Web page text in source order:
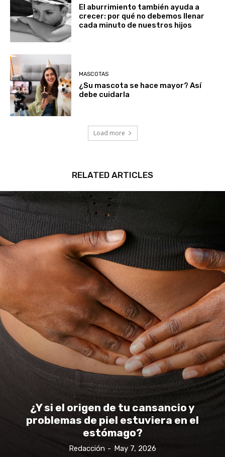
El aburrimiento también ayuda a
crecer: por qué no debemos llenar
cada minuto de nuestros hijos
MASCOTAS
¿Su mascota se hace mayor? Así
debe cuidarla
Load more
RELATED ARTICLES
¿Y si el origen de tu cansancio y
problemas de piel estuviera en el
estómago?
Redacción - May 7, 2026